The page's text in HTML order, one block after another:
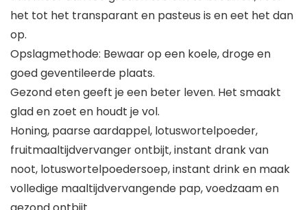
het tot het transparant en pasteus is en eet het dan
op.
Opslagmethode: Bewaar op een koele, droge en
goed geventileerde plaats.
Gezond eten geeft je een beter leven. Het smaakt
glad en zoet en houdt je vol.
Honing, paarse aardappel, lotuswortelpoeder,
fruitmaaltijdvervanger ontbijt, instant drank van
noot, lotuswortelpoedersoep, instant drink en maak
volledige maaltijdvervangende pap, voedzaam en